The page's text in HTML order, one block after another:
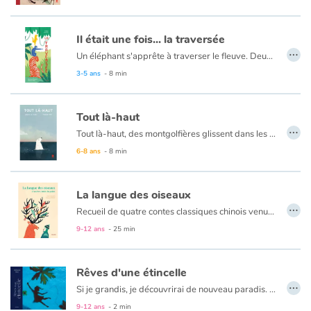
Il était une fois... la traversée
Un éléphant s'apprête à traverser le fleuve. Deux tigres amoureux lui demandent de les prendre sur son dos. Puis trois singes, une famille de mangoustes, un jeune cobra et finalement un perroquet. Chargé comme un paquebot, l’éléphant s’élance quand une petite araignée se laisse doucement tomber sur la tête du perroquet. Le fragile équipage vacille… Plouf ! Au fait, quelqu’un a-t-il remarqué la toute petite fourmi qui monte, qui monte depuis le début de l’histoire ?
3-5 ans - 8 min
…
Tout là-haut
Tout là-haut, des montgolfières glissent dans les airs. Des quoi ? Les ours blancs, engourdis sur la banquise, observent ces drôles de bêtes puis tentent d’en attraper une… juste pour savoir ! À force de volonté, d’ingéniosité et d’acrobaties, ils y parviennent enfin. Certes, le navigateur est surpris et agacé. Mais comment résister à l’envie d’inviter ces curieux à partir explorer le monde en ballon avec lui ? Un livre frais comme l'envie irrésistible des enfants de grandir et de voir le monde.
6-8 ans - 8 min
…
La langue des oiseaux
Recueil de quatre contes classiques chinois venus du temps où les hommes savaient gagner en sagesse en écoutant les animaux : « La fourmi reconnaissante », « Le loup malin », « Le cerf loyal », et « La pie malicieuse ».
9-12 ans - 25 min
…
Rêves d'une étincelle
Si je grandis, je découvrirai de nouveau paradis. Devenir grand, c’est s’émerveiller autrement.
9-12 ans - 2 min
…